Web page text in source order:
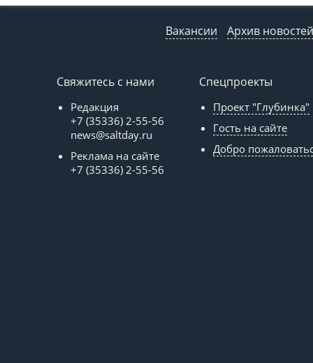
Вакансии Архив новостей
Свяжитесь с нами
Редакция
+7 (35336) 2-55-56
news@saltday.ru
Реклама на сайте
+7 (35336) 2-55-56
Спецпроекты
Проект "Глубинка"
Гость на сайте
Добро